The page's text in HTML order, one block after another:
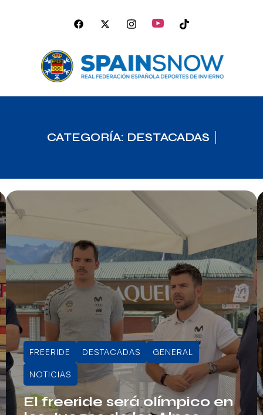
CATEGORÍA: DESTACADAS
FREERIDE DESTACADAS GENERAL
NOTICIAS
El freeride será olímpico en